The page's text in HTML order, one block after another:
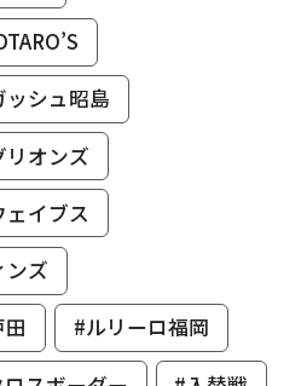
シュ昭島
オンズ
イブス
ンズ
#ルリーロ福岡